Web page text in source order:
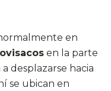
en
ovisacos en la parte
desplazarse hacia
se ubican en